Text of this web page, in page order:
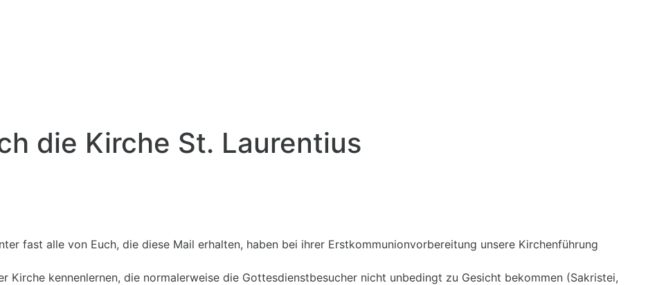
die Kirche St. Laurentius
fast alle von Euch, die diese Mail erhalten, haben bei ihrer Erstkommunionvorbereitung unsere Kirchenführung
Kirche kennenlernen, die normalerweise die Gottesdienstbesucher nicht unbedingt zu Gesicht bekommen (Sakristei,